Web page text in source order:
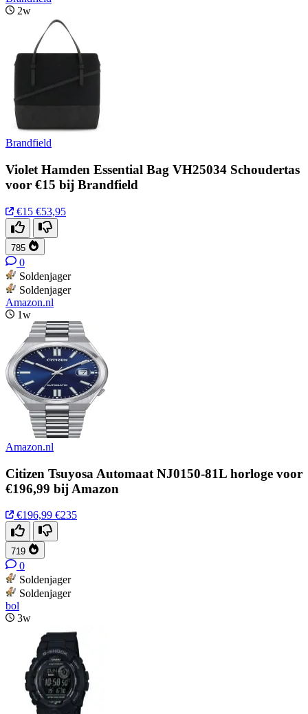
2w
Brandfield
Violet Hamden Essential Bag VH25034 Schoudertas
voor €15 bij Brandfield
€15 €53,95
785
0
Soldenjager
Soldenjager
Amazon.nl
1w
Amazon.nl
Citizen Tsuyosa Automaat NJ0150-81L horloge voor
€196,99 bij Amazon
€196,99 €235
719
0
Soldenjager
Soldenjager
bol
3w